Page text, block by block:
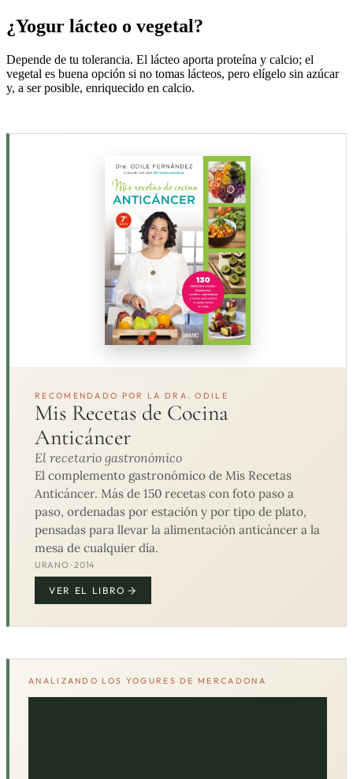
¿Yogur lácteo o vegetal?
Depende de tu tolerancia. El lácteo aporta proteína y calcio; el
vegetal es buena opción si no tomas lácteos, pero elígelo sin azúcar
y, a ser posible, enriquecido en calcio.
RECOMENDADO POR LA DRA. ODILE
Mis Recetas de Cocina
Anticáncer
El recetario gastronómico
El complemento gastronómico de Mis Recetas
Anticáncer. Más de 150 recetas con foto paso a
paso, ordenadas por estación y por tipo de plato,
pensadas para llevar la alimentación anticáncer a la
mesa de cualquier día.
URANO · 2014
VER EL LIBRO
ANALIZANDO LOS YOGURES DE MERCADONA